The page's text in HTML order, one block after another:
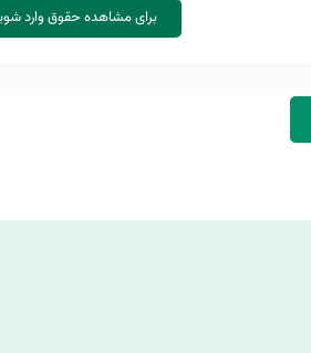
برای مشاهده حقوق وارد